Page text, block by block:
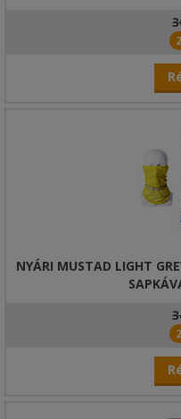
NYÁRI MUSTAD LIGHT